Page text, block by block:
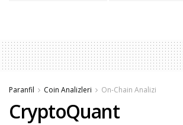
Paranfil Coin Analizleri On-Chain Analizi
CryptoQuant